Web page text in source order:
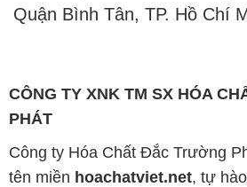
Quận Bình Tân, TP. Hồ Chí
CÔNG TY XNK TM SX HÓA
PHÁT
Công ty Hóa Chất Đắc Trường
tên miền hoachatviet.net, tự